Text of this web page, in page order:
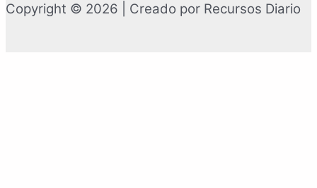
Copyright © 2026 | Creado por Recursos Diario